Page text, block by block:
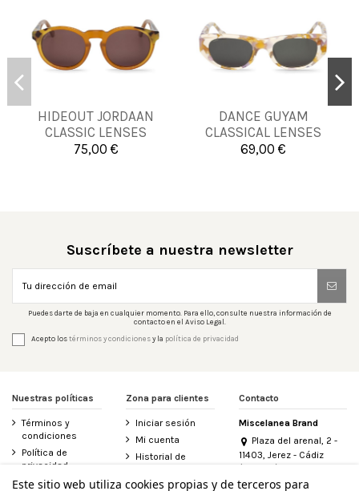
HIDEOUT JORDAAN
CLASSIC LENSES
UNICO
75,00 €
UNICA
Añadir al carrito
DANCE GUYAM
CLASSICAL LENSES
UNICO
69,00 €
UNICA
Añadir al carrito
Suscríbete a nuestra newsletter
Puedes darte de baja en cualquier momento. Para ello, consulte nuestra información de
contacto en el Aviso Legal.
Acepto lostérminos y condicionesy la política de privacidad
Nuestras políticas
Términos y
condiciones
Política de
privacidad
Aviso legal
Zona para clientes
Iniciar sesión
Mi cuenta
Historial de
Contacte con
Contacto
Miscelanea Brand
Plaza del arenal, 2 -
11403, Jerez - Cádiz
(España)
956 155 340
Este sitio web utiliza cookies propias y de terceros para